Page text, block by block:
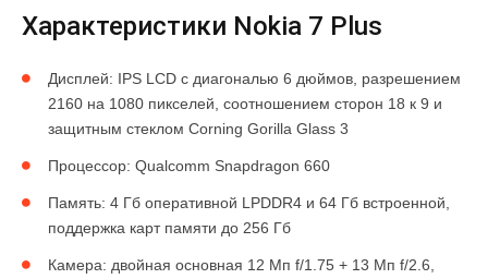
Характеристики Nokia 7 Plus
Дисплей: IPS LCD с диагональю 6 дюймов, разрешением
2160 на 1080 пикселей, соотношением сторон 18 к 9 и
защитным стеклом Corning Gorilla Glass 3
Процессор: Qualcomm Snapdragon 660
Память: 4 Гб оперативной LPDDR4 и 64 Гб встроенной,
поддержка карт памяти до 256 Гб
Камера: двойная основная 12 Мп f/1.75 + 13 Мп f/2.6,